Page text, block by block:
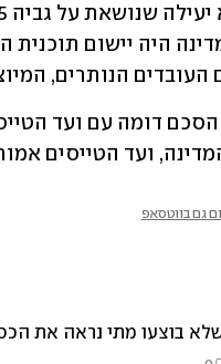
הנותרים,
גם בווטסאפ
בוצעו מתי נראה את